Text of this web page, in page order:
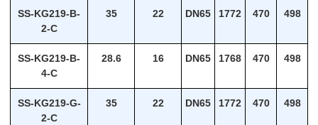
SS-KG219-B-
2-C
35 22 DN65 1772 470 498
SS-KG219-B-
4-C
28.6 16 DN65 1768 470 498
SS-KG219-G-
2-C
35 22 DN65 1772 470 498